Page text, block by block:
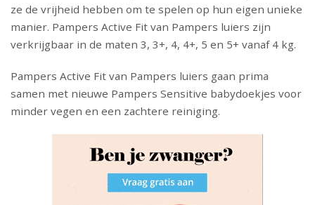
ze de vrijheid hebben om te spelen op hun eigen unieke
manier. Pampers Active Fit van Pampers luiers zijn
verkrijgbaar in de maten 3, 3+, 4, 4+, 5 en 5+ vanaf 4 kg.
Pampers Active Fit van Pampers luiers gaan prima
samen met nieuwe Pampers Sensitive babydoekjes voor
minder vegen en een zachtere reiniging.